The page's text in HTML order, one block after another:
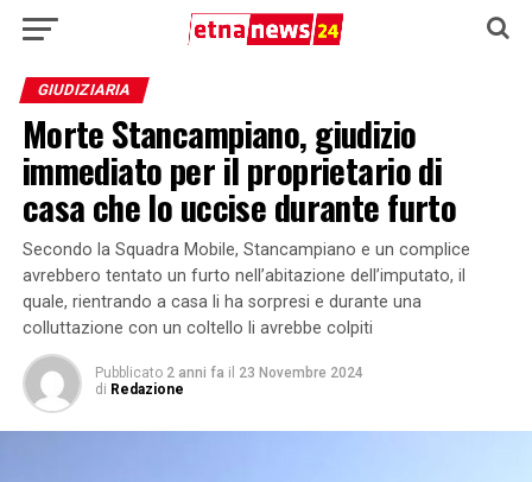
GIUDIZIARIA
Morte Stancampiano, giudizio
immediato per il proprietario di
casa che lo uccise durante furto
Secondo la Squadra Mobile, Stancampiano e un complice
avrebbero tentato un furto nell’abitazione dell’imputato, il
quale, rientrando a casa li ha sorpresi e durante una
colluttazione con un coltello li avrebbe colpiti
Pubblicato 2 anni fa il 23 Novembre 2024
di Redazione